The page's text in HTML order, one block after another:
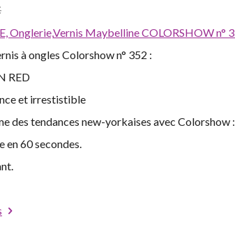
Onglerie,Vernis Maybelline COLORSHOW n°
à ongles Colorshow n° 352 :
RED
et irrestistible
des tendances new-yorkaises avec
en 60 secondes.